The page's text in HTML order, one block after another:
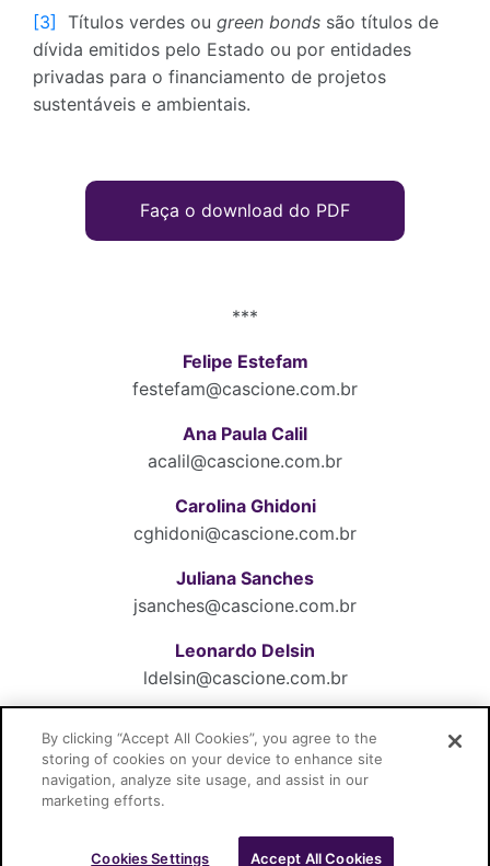
[3] Títulos verdes ou green bonds são títulos de
dívida emitidos pelo Estado ou por entidades
privadas para o financiamento de projetos
sustentáveis e ambientais.
Faça o download do PDF
***
Felipe Estefam
festefam@cascione.com.br
Ana Paula Calil
acalil@cascione.com.br
Carolina Ghidoni
cghidoni@cascione.com.br
Juliana Sanches
jsanches@cascione.com.br
Leonardo Delsin
ldelsin@cascione.com.br
msellito@cascione.com.br
By clicking “Accept All Cookies”, you agree to the
storing of cookies on your device to enhance site
navigation, analyze site usage, and assist in our
marketing efforts.
Cookies Settings Accept All Cookies